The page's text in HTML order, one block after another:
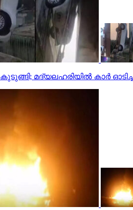
മദ്യലഹരിയിൽ കാർ